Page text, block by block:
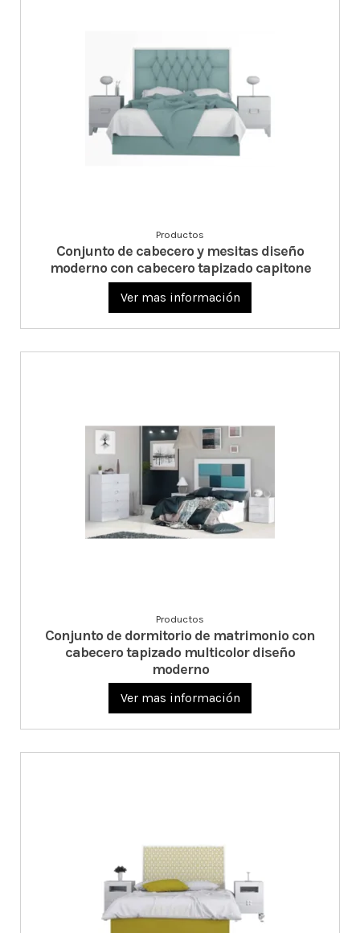
Productos
Conjunto de cabecero y mesitas diseño
moderno con cabecero tapizado capitone
Ver mas información
Productos
Conjunto de dormitorio de matrimonio con
cabecero tapizado multicolor diseño
moderno
Ver mas información